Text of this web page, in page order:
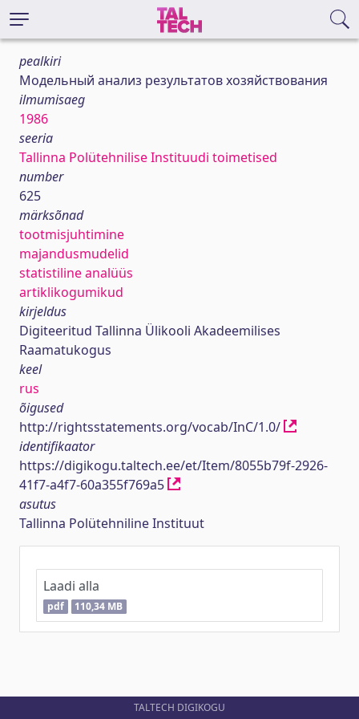
pealkiri
Модельный анализ результатов хозяйствования
ilmumisaeg
1986
seeria
Tallinna Polütehnilise Instituudi toimetised
number
625
märksõnad
tootmisjuhtimine
majandusmudelid
statistiline analüüs
artiklikogumikud
kirjeldus
Digiteeritud Tallinna Ülikooli Akadeemilises
Raamatukogus
keel
rus
õigused
http://rightsstatements.org/vocab/InC/1.0/
identifikaator
https://digikogu.taltech.ee/et/Item/8055b79f-2926-
41f7-a4f7-60a355f769a5
asutus
Tallinna Polütehniline Instituut
Laadi alla
pdf 110,34 MB
TALTECH DIGIKOGU